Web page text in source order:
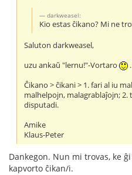
darkweasel:
Kio estas ĉikano? Mi ne
Saluton darkweasel,
uzu ankaŭ "lernu!"-Vortaro
.
Ĉikano > ĉikani > 1. fari al iu
malhelpojn, malagrablaĵojn;
disputadi.
Amike
Klaus-Peter
Dankegon. Nun mi trovas, ke
kapvorto ĉikan/i.